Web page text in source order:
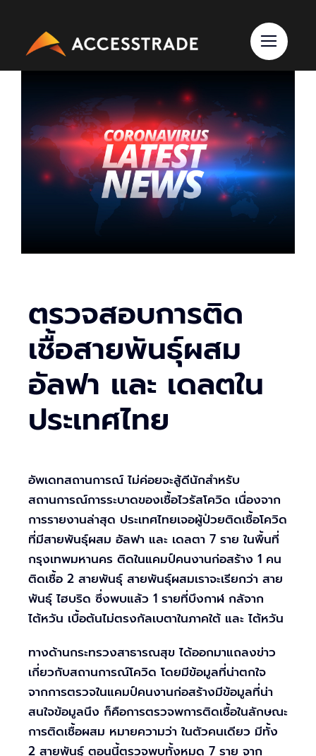
content
ตรวจสอบการติด
เชื้อสายพันธุ์ผสม
อัลฟา และ เดลตใน
ประเทศไทย
อัพเดทสถานการณ์ ไม่ค่อยจะสู้ดีนักสำหรับ
สถานการณ์การระบาดของเชื้อไวรัสโควิด เนื่องจาก
การรายงานล่าสุด ประเทศไทยเจอผู้ป่วยติดเชื้อโควิด
ที่มีสายพันธุ์ผสม อัลฟา และ เดลตา 7 ราย ในพื้นที่
กรุงเทพมหานคร ติดในแคมป์คนงานก่อสร้าง 1 คน
ติดเชื้อ 2 สายพันธุ์ สายพันธุ์ผสมเราจะเรียกว่า สาย
พันธุ์ ไฮบริด ซึ่งพบแล้ว 1 รายที่บึงกาฬ กลัจาก
ไต้หวัน เบื้อต้นไม่ตรงกัลเบตาในภาคใต้ และ ไต้หวัน
ทางด้านกระทรวงสาธารณสุข ได้ออกมาแถลงข่าว
เกี่ยวกับสถานการณ์โควิด โดยมีข้อมูลที่น่าตกใจ
จากการตรวจในแคมป์คนงานก่อสร้างมีข้อมูลที่น่า
สนใจข้อมูลนึง ก็คือการตรวจพการติดเชื้อในลักษณะ
การติดเชื้อผสม หมายความว่า ในตัวคนเดียว มีทั้ง
2 สายพันธุ์ ตอนนี้ตรวจพบทั้งหมด 7 ราย จาก